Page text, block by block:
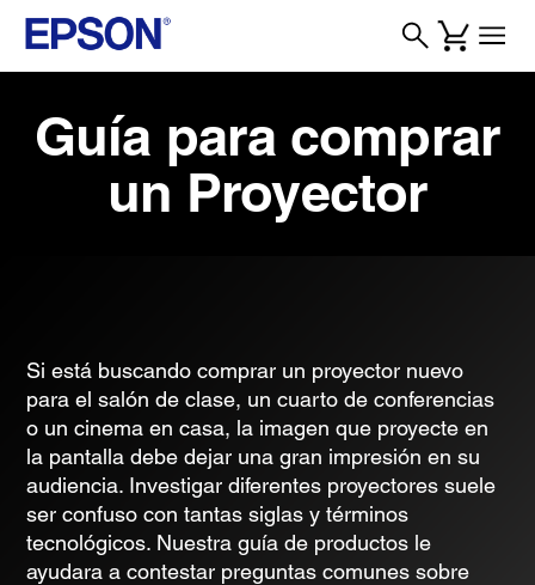
Guía para comprar
un Proyector
Si está buscando comprar un proyector nuevo
para el salón de clase, un cuarto de conferencias
o un cinema en casa, la imagen que proyecte en
la pantalla debe dejar una gran impresión en su
audiencia. Investigar diferentes proyectores suele
ser confuso con tantas siglas y términos
tecnológicos. Nuestra guía de productos le
ayudara a contestar preguntas comunes sobre